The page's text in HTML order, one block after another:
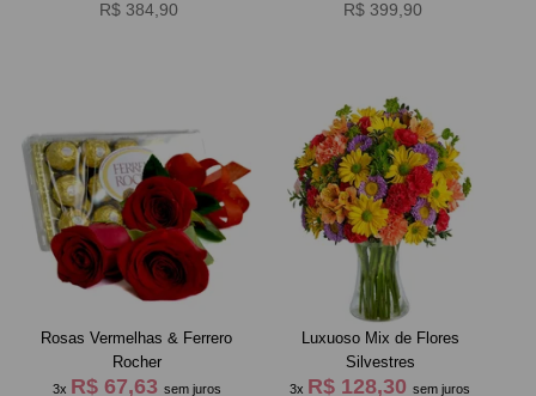
R$ 384,90 R$ 399,90
Rosas Vermelhas & Ferrero
Rocher
3x R$ 67,63 sem juros
Luxuoso Mix de Flores
Silvestres
3x R$ 128,30sem juros